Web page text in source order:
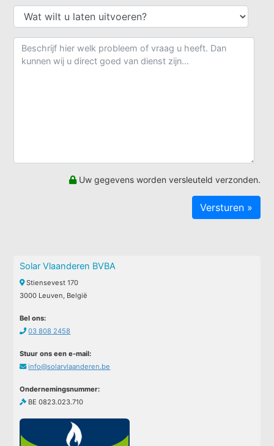
Uw gegevens worden versleuteld verzonden.
Solar Vlaanderen BVBA
Stiensevest 170
3000 Leuven, België
Bel ons:
03 808 2458
Stuur ons een e-mail:
info@solarvlaanderen.be
Ondernemingsnummer:
BE 0823.023.710